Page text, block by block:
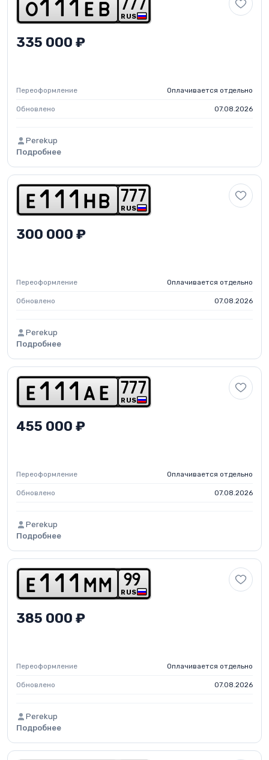
o1 1 1 e b RUS
7 7 7
335 000 ₽
Переоформление Оплачивается отдельно
Обновлено 07.08.2026
Perekup
Подробнее
e 1 1 1 h b RUS
7 7 7
300 000 ₽
Переоформление Оплачивается отдельно
Обновлено 07.08.2026
Perekup
Подробнее
e 1 1 1 a e RUS
7 7 7
455 000 ₽
Переоформление Оплачивается отдельно
Обновлено 07.08.2026
Perekup
Подробнее
e 1 1 1 m m RUS
99
385 000 ₽
Переоформление Оплачивается отдельно
Обновлено 07.08.2026
Perekup
Подробнее